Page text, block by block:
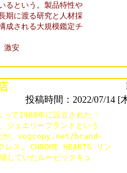
るという。製品特性や
期に渡る研究と人材採
成される大規模鑑定チ
安
投稿時間：2022/07/14 [
て1988年に設立された〈
ュエリーブランドという
だが、vogcopy.net/brand-
, CHROME HEARTS リン
していたルービックキュ